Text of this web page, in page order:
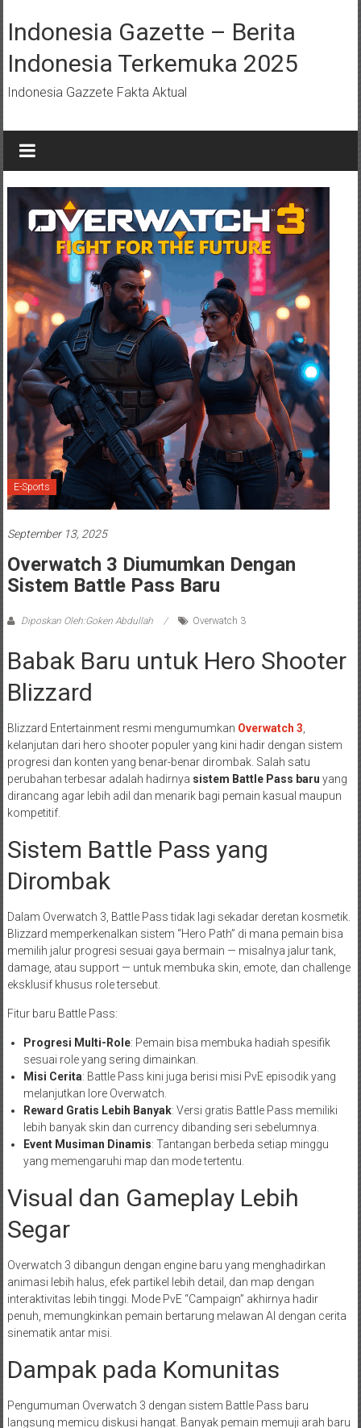
ke
konten
Indonesia Gazette – Berita
Indonesia Terkemuka 2025
Indonesia Gazzete Fakta Aktual
E-Sports
September 13, 2025
Overwatch 3 Diumumkan Dengan
Sistem Battle Pass Baru
Diposkan Oleh:Goken Abdullah Overwatch 3
Babak Baru untuk Hero Shooter
Blizzard
Blizzard Entertainment resmi mengumumkan Overwatch 3
kelanjutan dari hero shooter populer yang kini hadir dengan sistem
progresi dan konten yang benar-benar dirombak. Salah satu
perubahan terbesar adalah hadirnya sistem Battle Pass baru yang
dirancang agar lebih adil dan menarik bagi pemain kasual maupun
kompetitif.
Sistem Battle Pass yang
Dirombak
Dalam Overwatch 3, Battle Pass tidak lagi sekadar deretan kosmetik.
Blizzard memperkenalkan sistem “Hero Path” di mana pemain bisa
memilih jalur progresi sesuai gaya bermain — misalnya jalur tank,
damage, atau support — untuk membuka skin, emote, dan challenge
eksklusif khusus role tersebut.
Fitur baru Battle Pass:
Progresi Multi-Role: Pemain bisa membuka hadiah spesifik
sesuai role yang sering dimainkan.
Misi Cerita: Battle Pass kini juga berisi misi PvE episodik yang
melanjutkan lore Overwatch.
Reward Gratis Lebih Banyak: Versi gratis Battle Pass memiliki
lebih banyak skin dan currency dibanding seri sebelumnya.
Event Musiman Dinamis: Tantangan berbeda setiap minggu
yang memengaruhi map dan mode tertentu.
Visual dan Gameplay Lebih
Segar
Overwatch 3 dibangun dengan engine baru yang menghadirkan
animasi lebih halus, efek partikel lebih detail, dan map dengan
interaktivitas lebih tinggi. Mode PvE “Campaign” akhirnya hadir
penuh, memungkinkan pemain bertarung melawan AI dengan cerita
sinematik antar misi.
Dampak pada Komunitas
Pengumuman Overwatch 3 dengan sistem Battle Pass baru
langsung memicu diskusi hangat. Banyak pemain memuji arah baru